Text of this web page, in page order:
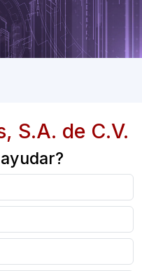
S.A. de C.V.